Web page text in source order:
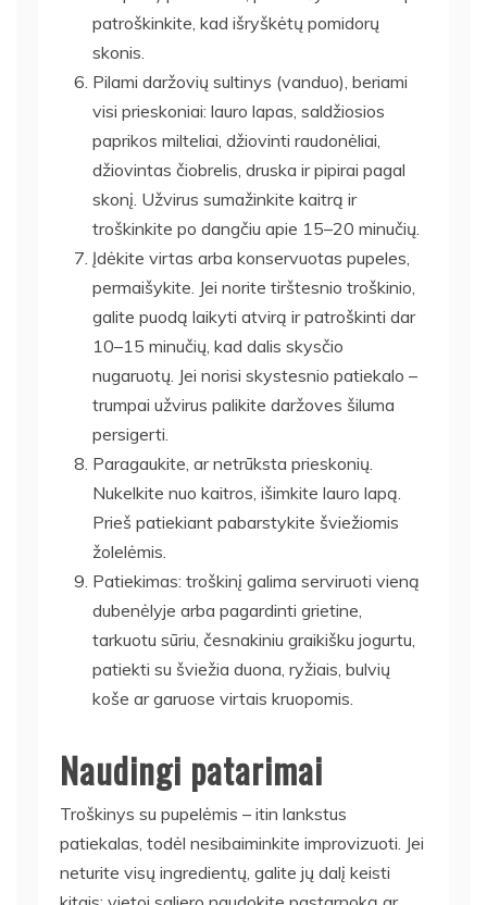
patroškinkite, kad išryškėtų pomidorų
skonis.
Pilami daržovių sultinys (vanduo), beriami
visi prieskoniai: lauro lapas, saldžiosios
paprikos milteliai, džiovinti raudonėliai,
džiovintas čiobrelis, druska ir pipirai pagal
skonį. Užvirus sumažinkite kaitrą ir
troškinkite po dangčiu apie 15–20 minučių.
Įdėkite virtas arba konservuotas pupeles,
permaišykite. Jei norite tirštesnio troškinio,
galite puodą laikyti atvirą ir patroškinti dar
10–15 minučių, kad dalis skysčio
nugaruotų. Jei norisi skystesnio patiekalo –
trumpai užvirus palikite daržoves šiluma
persigerti.
Paragaukite, ar netrūksta prieskonių.
Nukelkite nuo kaitros, išimkite lauro lapą.
Prieš patiekiant pabarstykite šviežiomis
žolelėmis.
Patiekimas: troškinį galima serviruoti vieną
dubenėlyje arba pagardinti grietine,
tarkuotu sūriu, česnakiniu graikišku jogurtu,
patiekti su šviežia duona, ryžiais, bulvių
koše ar garuose virtais kruopomis.
Naudingi patarimai
Troškinys su pupelėmis – itin lankstus
patiekalas, todėl nesibaiminkite improvizuoti. Jei
neturite visų ingredientų, galite jų dalį keisti